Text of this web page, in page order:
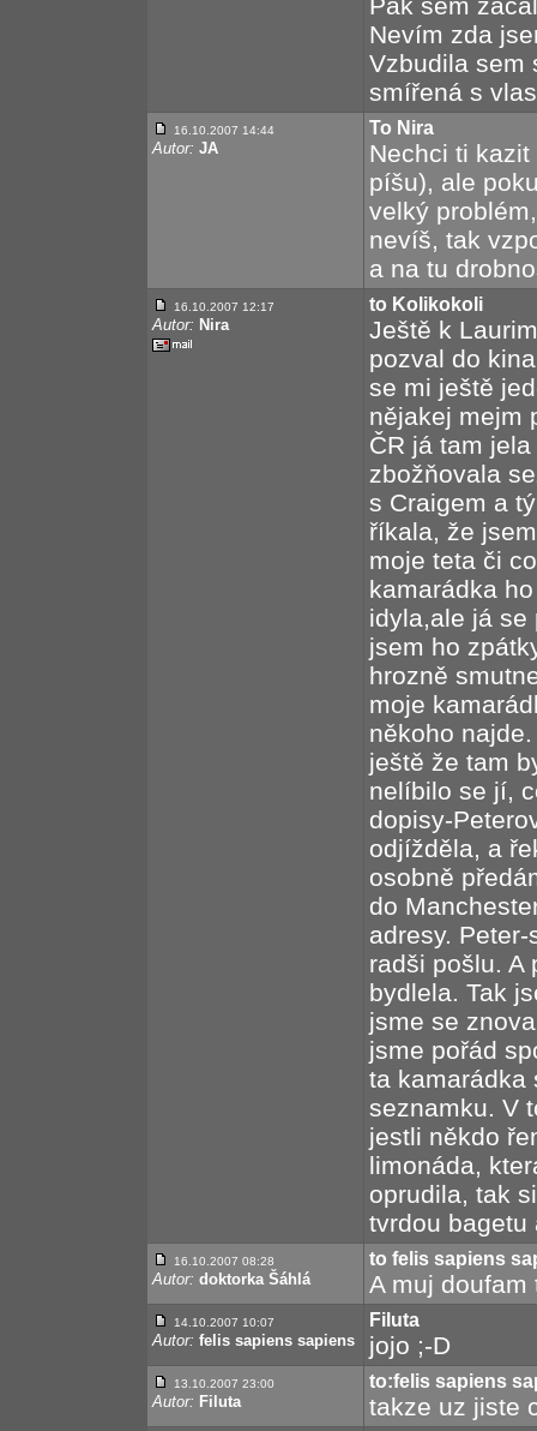
Nevím zda
Vzbudila sem
smířená s
16.10.2007 14:44
Autor: JA
To Nira
Nechci ti
píšu), ale
velký
nevíš, tak
a na tu
16.10.2007 12:17
Autor: Nira
to Kolikokoli
Ještě k
pozval do
se mi ještě
nějakej mejm
ČR já tam
zbožňovala
s Craigem a
říkala, že
moje teta či
kamarádka
idyla,ale já se
jsem ho
hrozně
moje
někoho
ještě že tam
nelíbilo se jí,
dopisy-
odjížděla, a
osobně
do
adresy.
radši pošlu. A
bydlela. Tak
jsme se
jsme pořád
ta kamarádka
seznamku. V
jestli někdo
limonáda,
oprudila, tak
tvrdou bagetu
16.10.2007 08:28
Autor: doktorka Šáhlá
to felis sapiens
A muj doufam
14.10.2007 10:07
Autor: felis sapiens sapiens
Filuta
jojo ;-D
13.10.2007 23:00
Autor: Filuta
to:felis sapiens
takze uz jiste